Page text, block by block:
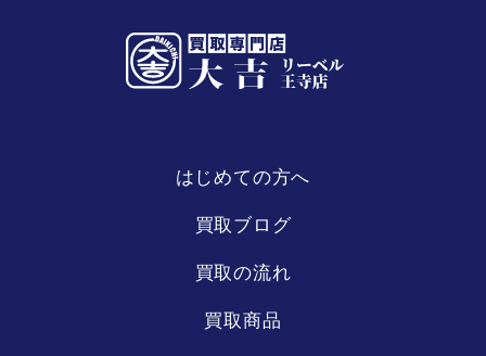
リーベル
王寺店
はじめての方へ
買取ブログ
買取の流れ
買取商品